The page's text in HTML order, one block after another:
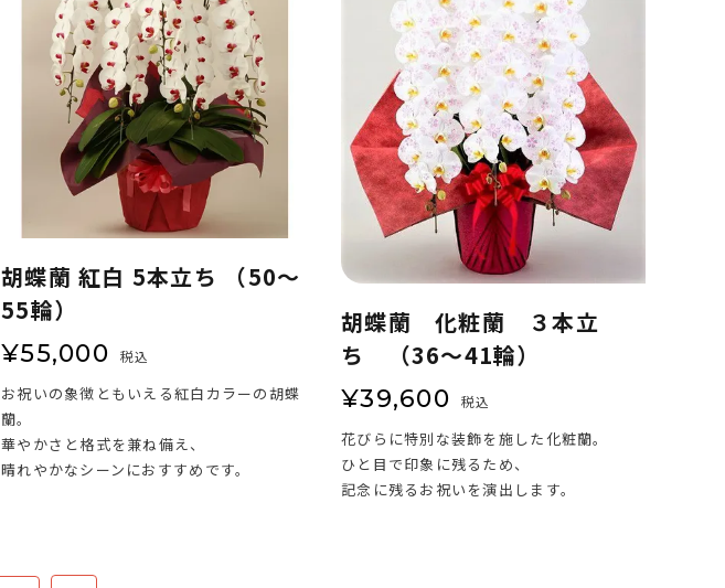
胡蝶蘭 紅白 5本立ち （50～
55輪）
¥55,000 税込
お祝いの象徴ともいえる紅白カラーの胡蝶
蘭。
華やかさと格式を兼ね備え、
晴れやかなシーンにおすすめです。
胡蝶蘭 化粧蘭 ３本立
ち （36～41輪）
¥39,600 税込
花びらに特別な装飾を施した化粧蘭。
ひと目で印象に残るため、
記念に残るお祝いを演出します。